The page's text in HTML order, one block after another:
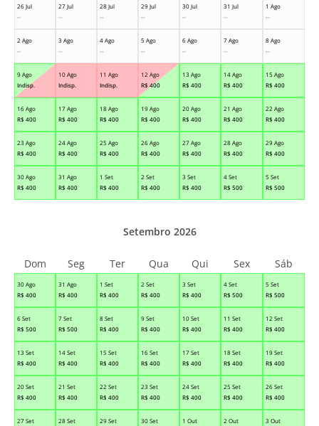
26 Jul
--
27 Jul
--
28 Jul
--
29 Jul
--
30 Jul
--
31 Jul
--
1 Ago
--
2 Ago
--
3 Ago
--
4 Ago
--
5 Ago
--
6 Ago
--
7 Ago
--
8 Ago
--
9 Ago
Indisp.
10 Ago
Indisp.
11 Ago
Indisp.
12 Ago
R$ 400
13 Ago
R$ 400
14 Ago
R$ 400
15 Ago
R$ 400
16 Ago
R$ 400
17 Ago
R$ 400
18 Ago
R$ 400
19 Ago
R$ 400
20 Ago
R$ 400
21 Ago
R$ 400
22 Ago
R$ 400
23 Ago
R$ 400
24 Ago
R$ 400
25 Ago
R$ 400
26 Ago
R$ 400
27 Ago
R$ 400
28 Ago
R$ 400
29 Ago
R$ 400
30 Ago
R$ 400
31 Ago
R$ 400
1 Set
R$ 400
2 Set
R$ 400
3 Set
R$ 400
4 Set
R$ 500
5 Set
R$ 500
30 Ago
R$ 400
31 Ago
R$ 400
1 Set
R$ 400
2 Set
R$ 400
3 Set
R$ 400
4 Set
R$ 500
5 Set
R$ 500
6 Set
R$ 500
7 Set
R$ 500
8 Set
R$ 400
9 Set
R$ 400
10 Set
R$ 400
11 Set
R$ 400
12 Set
R$ 400
13 Set
R$ 400
14 Set
R$ 400
15 Set
R$ 400
16 Set
R$ 400
17 Set
R$ 400
18 Set
R$ 400
19 Set
R$ 400
20 Set
R$ 400
21 Set
R$ 400
22 Set
R$ 400
23 Set
R$ 400
24 Set
R$ 400
25 Set
R$ 400
26 Set
R$ 400
27 Set 28 Set 29 Set 30 Set 1 Out 2 Out 3 Out
Setembro 2026
Dom Seg Ter Qua Qui Sex Sáb